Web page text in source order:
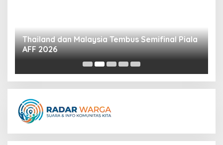
Thailand dan Malaysia Tembus Semifinal Piala
AFF 2026